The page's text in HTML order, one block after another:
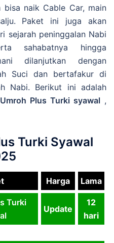
naik Cable Car, main
Paket ini juga akan
sejarah peninggalan Nabi
sahabatnya hingga
dilanjutkan dengan
Suci dan bertafakur di
Nabi. Berikut ini adalah
Umroh Plus Turki syawal ,
Turki Syawal
Harga Lama
Turki
Update
12
hari